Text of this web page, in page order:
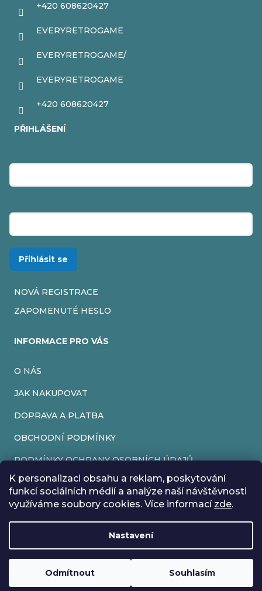
K personalizaci obsahu a reklam, poskytování
funkcí sociálních médií a analýze naší návštěvnosti
využíváme soubory cookies. Více informací zde.
Nastavení
Odmítnout Souhlasím
Rádi bychom vás informovali, že od 17. 7. do 24. 7. včetně
máme z důvodu dovolené zavřeno. Všechny objednávky
budou vyřízeny co nejdříve od 27. 7. :) Přejeme vám krásné
+420 608620427
EVERYRETROGAME
EVERYRETROGAME/
EVERYRETROGAME
+420 608620427
PŘIHLÁŠENÍ
Přihlásit se
NOVÁ REGISTRACE
ZAPOMENUTÉ HESLO
INFORMACE PRO VÁS
O NÁS
JAK NAKUPOVAT
DOPRAVA A PLATBA
OBCHODNÍ PODMÍNKY
PODMÍNKY OCHRANY OSOBNÍCH ÚDAJŮ
VRÁCENÍ ZBOŽÍ
REKLAMACE
Vytvořil Shoptet
Copyright 2026EveryRetroGame. Všechna práva vyhrazena.
Upravit nastavení cookies
Loading